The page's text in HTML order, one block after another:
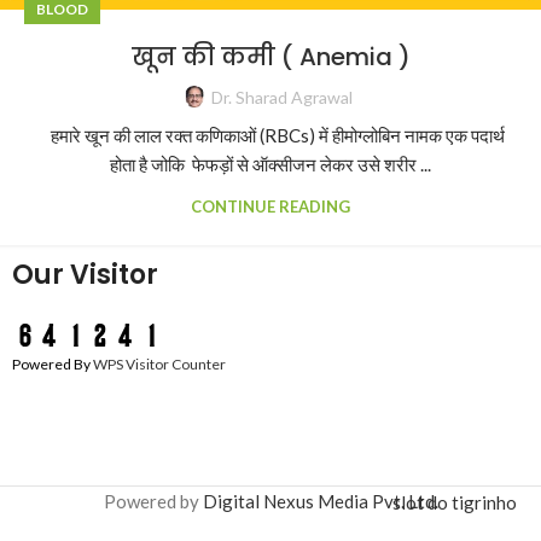
BLOOD
खून की कमी ( Anemia )
Dr. Sharad Agrawal
हमारे खून की लाल रक्त कणिकाओं (RBCs) में हीमोग्लोबिन नामक एक पदार्थ
होता है जोकि फेफड़ों से ऑक्सीजन लेकर उसे शरीर ...
CONTINUE READING
Our Visitor
Powered ByWPS Visitor Counter
Powered by Digital Nexus Media Pvt. Ltd.slot do tigrinho